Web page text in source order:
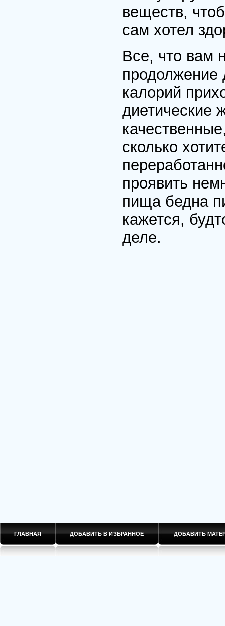
веществ,
сам хотел
Все, что вам
продолжение
калорий
сколько
проявить
пища бедна
кажется,
деле.
ГЛАВНАЯ ДОБАВИТЬ В ИЗБРАННОЕ ДОБАВИТЬ